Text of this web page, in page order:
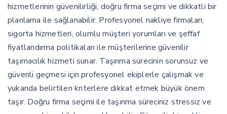
hizmetlerinin güvenilirliği, doğru firma seçimi ve dikkatli bir
planlama ile sağlanabilir. Profesyonel nakliye firmaları,
sigorta hizmetleri, olumlu müşteri yorumları ve şeffaf
fiyatlandırma politikaları ile müşterilerine güvenilir
taşımacılık hizmeti sunar. Taşınma sürecinin sorunsuz ve
güvenli geçmesi için profesyonel ekiplerle çalışmak ve
yukarıda belirtilen kriterlere dikkat etmek büyük önem
taşır. Doğru firma seçimi ile taşınma süreciniz stressiz ve